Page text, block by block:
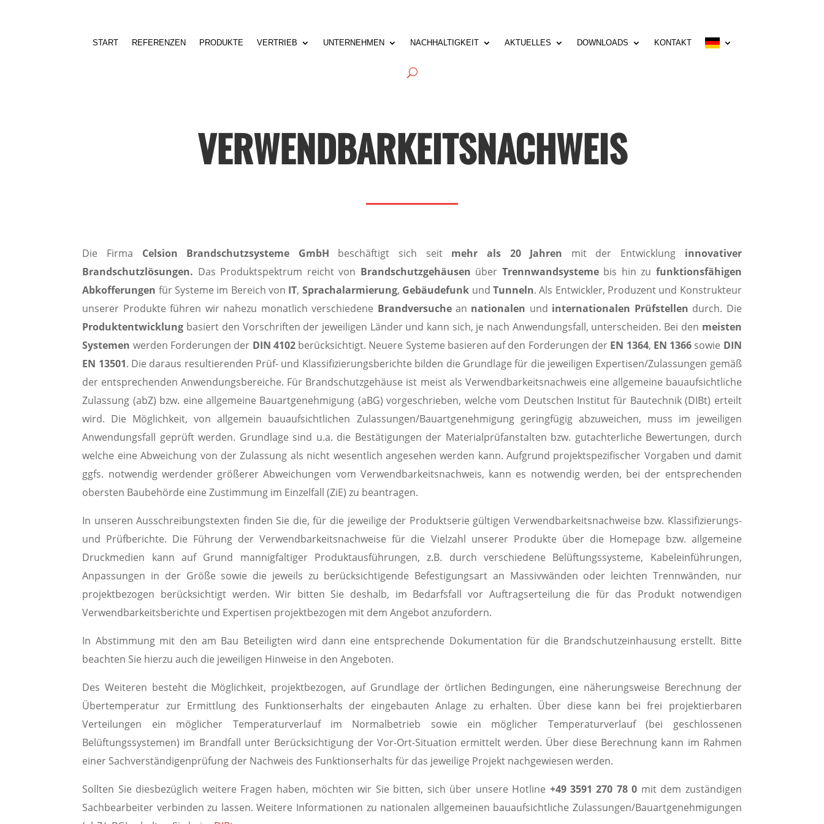
START REFERENZEN PRODUKTE VERTRIEB UNTERNEHMEN NACHHALTIGKEIT AKTUELLES DOWNLOADS KONTAKT
VERWENDBARKEITSNACHWEIS
Die Firma Celsion Brandschutzsysteme GmbH beschäftigt sich seit mehr als 20 Jahren mit der Entwicklung innovativer
Brandschutzlösungen. Das Produktspektrum reicht von Brandschutzgehäusen über Trennwandsystemebis hin zu funktionsfähigen
Abkofferungen für Systeme im Bereich von IT, Sprachalarmierung, Gebäudefunk und Tunneln. Als Entwickler, Produzent und Konstrukteur
unserer Produkte führen wir nahezu monatlich verschiedene Brandversuchean nationalen und internationalen Prüfstellen durch. Die
Produktentwicklung basiert den Vorschriften der jeweiligen Länder und kann sich, je nach Anwendungsfall, unterscheiden. Bei den meisten
Systemen werden Forderungen der DIN 4102berücksichtigt. Neuere Systeme basieren auf den Forderungen der EN 1364, EN 1366 sowie DIN
EN 13501. Die daraus resultierenden Prüf- und Klassifizierungsberichte bilden die Grundlage für die jeweiligen Expertisen/Zulassungen gemäß
der entsprechenden Anwendungsbereiche. Für Brandschutzgehäuse ist meist als Verwendbarkeitsnachweis eine allgemeine bauaufsichtliche
Zulassung (abZ) bzw. eine allgemeine Bauartgenehmigung (aBG) vorgeschrieben, welche vom Deutschen Institut für Bautechnik (DIBt) erteilt
wird. Die Möglichkeit, von allgemein bauaufsichtlichen Zulassungen/Bauartgenehmigung geringfügig abzuweichen, muss im jeweiligen
Anwendungsfall geprüft werden. Grundlage sind u.a. die Bestätigungen der Materialprüfanstalten bzw. gutachterliche Bewertungen, durch
welche eine Abweichung von der Zulassung als nicht wesentlich angesehen werden kann. Aufgrund projektspezifischer Vorgaben und damit
ggfs. notwendig werdender größerer Abweichungen vom Verwendbarkeitsnachweis, kann es notwendig werden, bei der entsprechenden
obersten Baubehörde eine Zustimmung im Einzelfall (ZiE) zu beantragen.
In unseren Ausschreibungstexten finden Sie die, für die jeweilige der Produktserie gültigen Verwendbarkeitsnachweise bzw. Klassifizierungs-
und Prüfberichte. Die Führung der Verwendbarkeitsnachweise für die Vielzahl unserer Produkte über die Homepage bzw. allgemeine
Druckmedien kann auf Grund mannigfaltiger Produktausführungen, z.B. durch verschiedene Belüftungssysteme, Kabeleinführungen,
Anpassungen in der Größe sowie die jeweils zu berücksichtigende Befestigungsart an Massivwänden oder leichten Trennwänden, nur
projektbezogen berücksichtigt werden. Wir bitten Sie deshalb, im Bedarfsfall vor Auftragserteilung die für das Produkt notwendigen
Verwendbarkeitsberichte und Expertisen projektbezogen mit dem Angebot anzufordern.
In Abstimmung mit den am Bau Beteiligten wird dann eine entsprechende Dokumentation für die Brandschutzeinhausung erstellt. Bitte
beachten Sie hierzu auch die jeweiligen Hinweise in den Angeboten.
Des Weiteren besteht die Möglichkeit, projektbezogen, auf Grundlage der örtlichen Bedingungen, eine näherungsweise Berechnung der
Übertemperatur zur Ermittlung des Funktionserhalts der eingebauten Anlage zu erhalten. Über diese kann bei frei projektierbaren
Verteilungen ein möglicher Temperaturverlauf im Normalbetrieb sowie ein möglicher Temperaturverlauf (bei geschlossenen
Belüftungssystemen) im Brandfall unter Berücksichtigung der Vor-Ort-Situation ermittelt werden. Über diese Berechnung kann im Rahmen
einer Sachverständigenprüfung der Nachweis des Funktionserhalts für das jeweilige Projekt nachgewiesen werden.
Sollten Sie diesbezüglich weitere Fragen haben, möchten wir Sie bitten, sich über unsere Hotline +49 3591 270 78 0 mit dem zuständigen
Sachbearbeiter verbinden zu lassen. Weitere Informationen zu nationalen allgemeinen bauaufsichtliche Zulassungen/Bauartgenehmigungen